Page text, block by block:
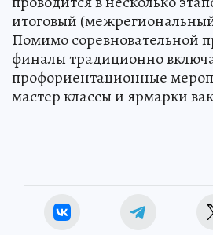
итоговый
Помимо соревновательной
финалы традиционно
профориентационные
мастер классы и ярмарки